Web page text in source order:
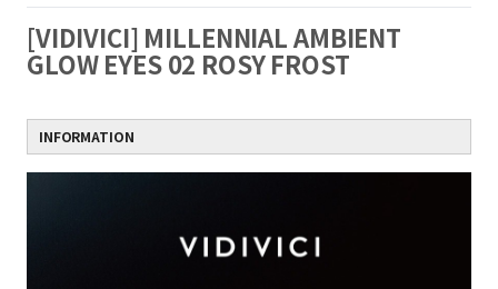
[VIDIVICI] MILLENNIAL AMBIENT
GLOW EYES 02 ROSY FROST
INFORMATION